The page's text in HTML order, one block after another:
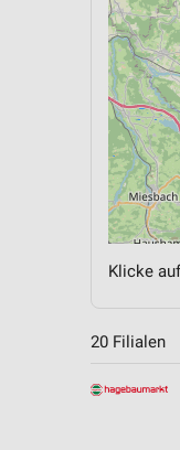
Klicke
20 Filialen